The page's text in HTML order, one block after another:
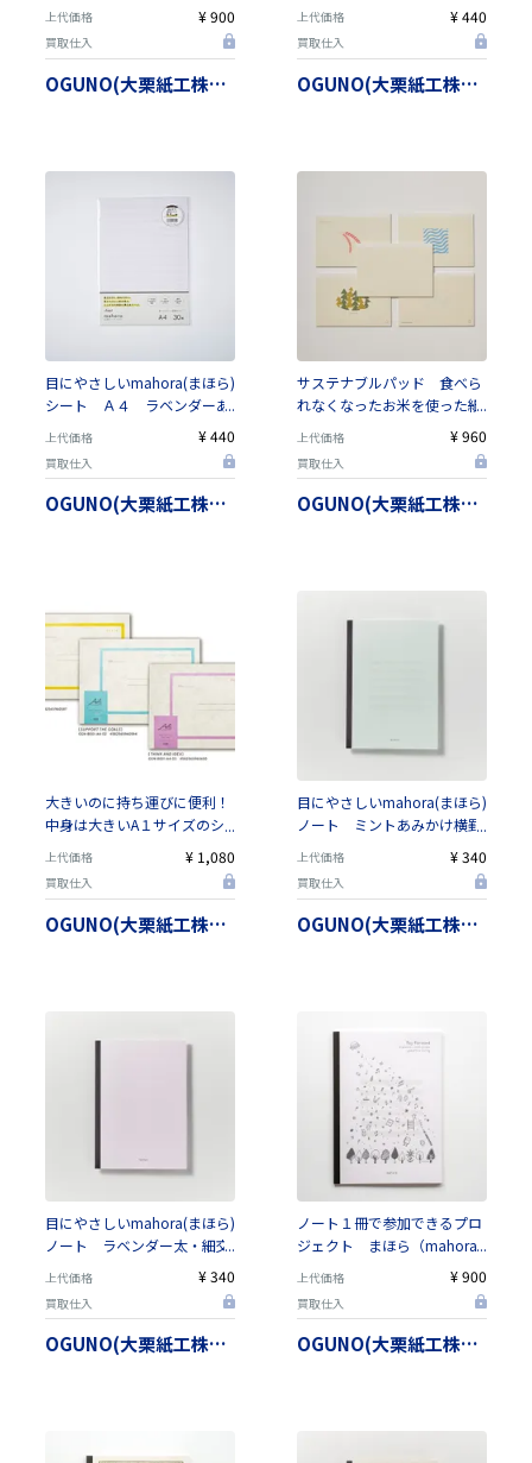
（mahora）ペイフォワード
上代価格 ¥ 900
買取仕入
OGUNO(大栗紙工株式会社）
交互横罫（罫幅は3種類から
上代価格 ¥ 440
買取仕入
OGUNO(大栗紙工株式会社）
目にやさしいmahora(まほら)
シート Ａ４ ラベンダーあ
みかけ横罫 ８．５ｍｍ【日
本製】
上代価格 ¥ 440
買取仕入
OGUNO(大栗紙工株式会社）
サステナブルパッド 食べら
れなくなったお米を使った紙
素材「kome-kami」を使用
【日本製】
上代価格 ¥ 960
買取仕入
OGUNO(大栗紙工株式会社）
大きいのに持ち運びに便利！
中身は大きいA１サイズのシ
【日本製】
上代価格 ¥ 1,080
買取仕入
OGUNO(大栗紙工株式会社）
目にやさしいmahora(まほら)
ノート ミントあみかけ横罫
す）【日本製】
上代価格 ¥ 340
買取仕入
OGUNO(大栗紙工株式会社）
目にやさしいmahora(まほら)
ノート ラベンダー太・細交
互横罫（サイズは４種類から
選べます）【日本製】
上代価格 ¥ 340
買取仕入
OGUNO(大栗紙工株式会社）
ノート１冊で参加できるプロ
ジェクト まほら（mahora)
ペイフォワードうちゅうから
のおくりもの【日本製】
上代価格 ¥ 900
買取仕入
OGUNO(大栗紙工株式会社）